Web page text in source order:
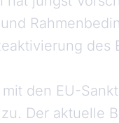
des
den EU-
Der aktuelle